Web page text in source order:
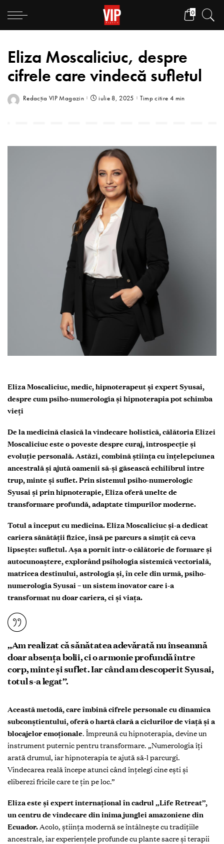
0
Eliza Moscaliciuc, despre
cifrele care vindecă sufletul
Redacția VIP Magazin iulie 8, 2025 Timp citire 4 min
Eliza Moscaliciuc, medic, hipnoterapeut și expert Syusai,
despre cum psiho-numerologia și hipnoterapia pot schimba
vieți
De la medicină clasică la vindecare holistică, călătoria Elizei
Moscaliciuc este o poveste despre curaj, introspecție și
evoluție personală. Astăzi, combină știința cu înțelepciunea
ancestrală și ajută oamenii să-și găsească echilibrul între
trup, minte și suflet. Prin sistemul psiho-numerologic
Syusai și prin hipnoterapie, Eliza oferă unelte de
transformare profundă, adaptate timpurilor moderne.
Totul a început cu medicina. Eliza Moscaliciuc și-a dedicat
cariera sănătății fizice, însă pe parcurs a simțit că ceva
lipsește: sufletul. Așa a pornit într-o călătorie de formare și
autocunoaștere, explorând psihologia sistemică vectorială,
matricea destinului, astrologia și, în cele din urmă, psiho-
numerologia Syusai – un sistem inovator care i-a
transformat nu doar cariera, ci și viața.
„Am realizat că sănătatea adevărată nu înseamnă
doar absența bolii, ci o armonie profundă între
corp, minte și suflet. Iar când am descoperit Syusai,
totul s-a legat”.
Această metodă, care îmbină cifrele personale cu dinamica
subconștientului, oferă o hartă clară a ciclurilor de viață și a
blocajelor emoționale. Împreună cu hipnoterapia, devine un
instrument puternic pentru transformare. „Numerologia îți
arată drumul, iar hipnoterapia te ajută să-l parcurgi.
Vindecarea reală începe atunci când înțelegi cine ești și
eliberezi fricile care te țin pe loc.”
Eliza este și expert internațional în cadrul „Life Retreat”,
un centru de vindecare din inima junglei amazoniene din
Ecuador.Acolo, știința modernă se întâlnește cu tradițiile
ancestrale, iar experiențele profunde cu plante sacre și terapii